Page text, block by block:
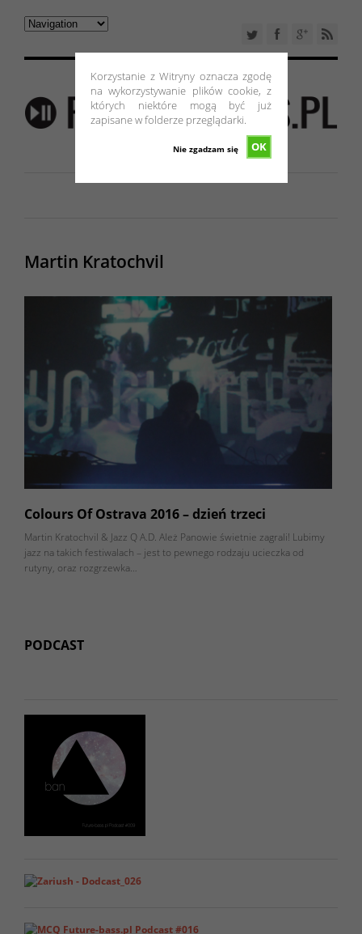
Korzystanie z Witryny oznacza zgodę
na wykorzystywanie plików cookie, z
których niektóre mogą być już
zapisane w folderze przeglądarki.
OK
Nie zgadzam się
Martin Kratochvil
Colours Of Ostrava 2016 – dzień trzeci
Martin Kratochvil & Jazz Q A.D. Ależ Panowie świetnie zagrali! Lubimy
jazz na takich festiwalach – jest to pewnego rodzaju ucieczka od
rutyny, oraz rozgrzewka…
PODCAST